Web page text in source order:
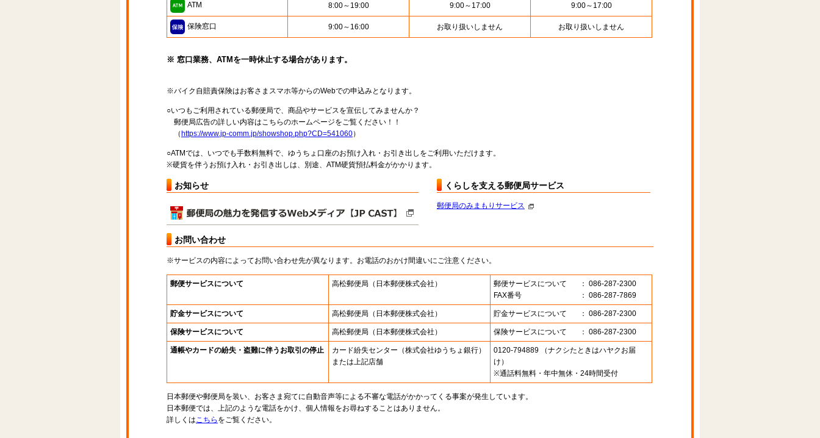
ATM 8:00～19:00 9:00～17:00 9:00～17:00
保険窓口 9:00～16:00 お取り扱いしません お取り扱いしません
※ 窓口業務、ATMを一時休止する場合があります。
※バイク自賠責保険はお客さまスマホ等からのWebでの申込みとなります。
○いつもご利用されている郵便局で、商品やサービスを宣伝してみませんか？
郵便局広告の詳しい内容はこちらのホームページをご覧ください！！
（ https://www.jp-comm.jp/showshop.php?CD=541060）
○ATMでは、いつでも手数料無料で、ゆうちょ口座のお預け入れ・お引き出しをご利用いただけます。
※硬貨を伴うお預け入れ・お引き出しは、別途、ATM硬貨預払料金がかかります。
お知らせ くらしを支える郵便局サービス
郵便局のみまもりサービス
お問い合わせ
※サービスの内容によってお問い合わせ先が異なります。お電話のおかけ間違いにご注意ください。
郵便サービスについて 高松郵便局 （日本郵便株式会社） 郵便サービスについて
： 086-287-2300
FAX番号
： 086-287-7869
貯金サービスについて 高松郵便局 （日本郵便株式会社） 貯金サービスについて ： 086-287-2300
保険サービスについて 高松郵便局 （日本郵便株式会社） 保険サービスについて ： 086-287-2300
通帳やカードの紛失・盗難に伴うお取引の停止 カード紛失センター （株式会社ゆうちょ銀行）
または上記店舗
0120-794889 （ナクシたときはハヤクお届
け）
※通話料無料・年中無休・24時間受付
日本郵便や郵便局を装い、お客さま宛てに自動音声等による不審な電話がかかってくる事案が発生しています。
日本郵便では、上記のような電話をかけ、個人情報をお尋ねすることはありません。
詳しくはこちら をご覧ください。